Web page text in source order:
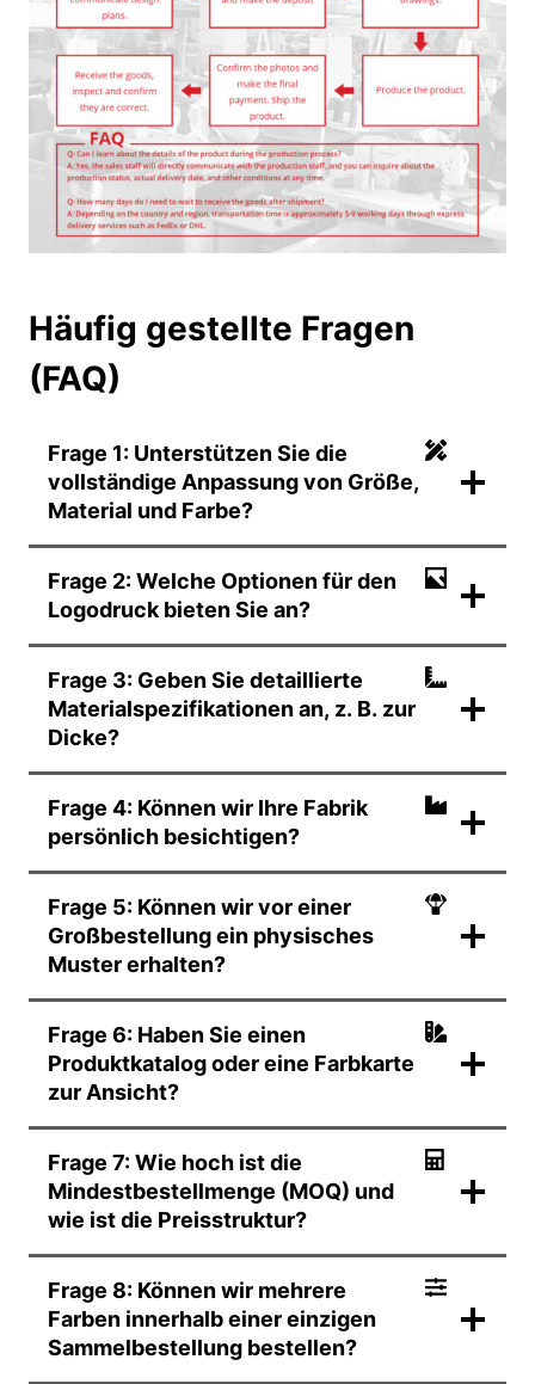
Häufig gestellte Fragen
(FAQ)
Frage 1: Unterstützen Sie die
vollständige Anpassung von Größe,
Material und Farbe?
Frage 2: Welche Optionen für den
Logodruck bieten Sie an?
Frage 3: Geben Sie detaillierte
Materialspezifikationen an, z. B. zur
Dicke?
Frage 4: Können wir Ihre Fabrik
persönlich besichtigen?
Frage 5: Können wir vor einer
Großbestellung ein physisches
Muster erhalten?
Frage 6: Haben Sie einen
Produktkatalog oder eine Farbkarte
zur Ansicht?
Frage 7: Wie hoch ist die
Mindestbestellmenge (MOQ) und
wie ist die Preisstruktur?
Frage 8: Können wir mehrere
Farben innerhalb einer einzigen
Sammelbestellung bestellen?